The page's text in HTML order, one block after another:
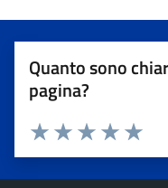
Quanto sono
pagina?
Valuta
Valuta 4
Valuta 3 stelle
Valuta 2 stelle su
Valuta 1 stelle su 5